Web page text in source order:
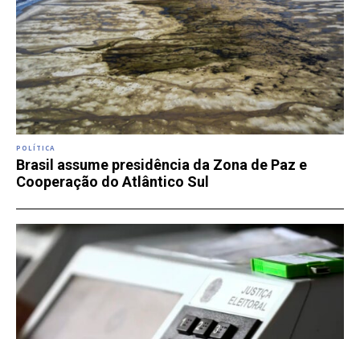
POLÍTICA
Brasil assume presidência da Zona de Paz e
Cooperação do Atlântico Sul